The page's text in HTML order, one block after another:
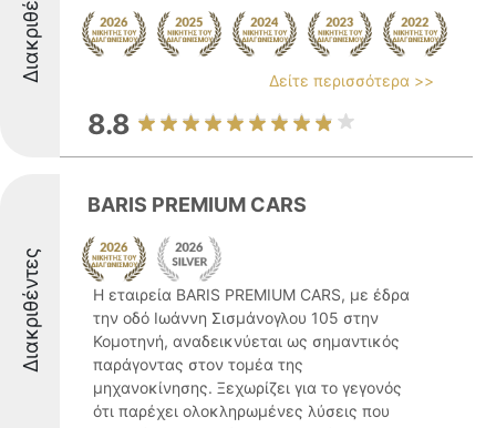
Δείτε περισσότερα >>
8.8
Διακριθέντες
BARIS PREMIUM CARS
Η εταιρεία BARIS PREMIUM CARS, με έδρα
την οδό Ιωάννη Σισμάνογλου 105 στην
Κομοτηνή, αναδεικνύεται ως σημαντικός
παράγοντας στον τομέα της
μηχανοκίνησης. Ξεχωρίζει για το γεγονός
ότι παρέχει ολοκληρωμένες λύσεις που